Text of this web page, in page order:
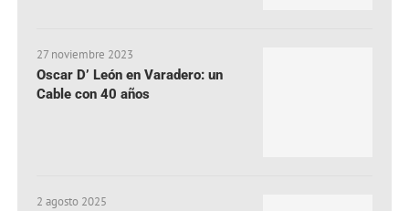
27 noviembre 2023
Oscar D’ León en Varadero: un
Cable con 40 años
2 agosto 2025